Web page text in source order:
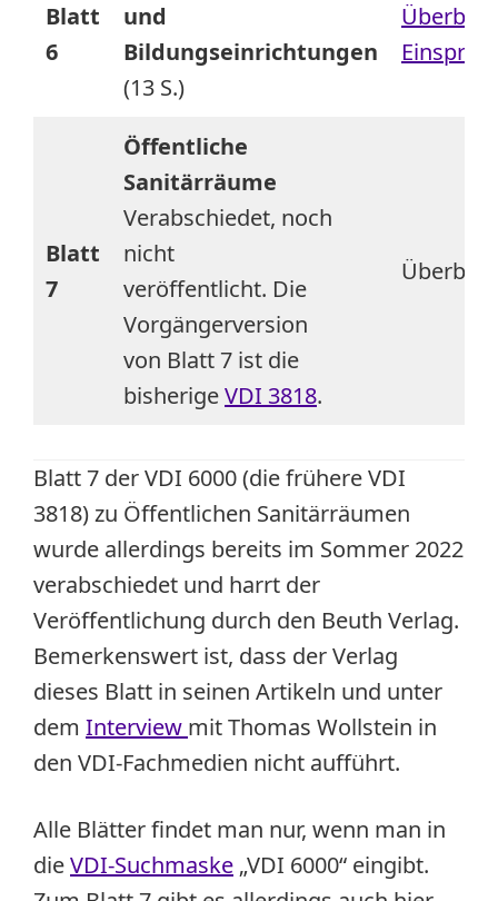
Blatt
6
und
Bildungseinrichtungen
(13 S.)
Blatt
7
Öffentliche
Sanitärräume
Verabschiedet, noch
nicht
veröffentlicht. Die
Vorgängerversion
von Blatt 7 ist die
bisherigeVDI 3818.
Blatt 7 der VDI 6000 (die frühere VDI
3818) zu Öffentlichen Sanitärräumen
wurde allerdings bereits im Sommer 2022
verabschiedet und harrt der
Veröffentlichung durch den Beuth Verlag.
Bemerkenswert ist, dass der Verlag
dieses Blatt in seinen Artikeln und unter
dem Interview mit Thomas Wollstein in
den VDI-Fachmedien nicht aufführt.
Alle Blätter findet man nur, wenn man in
dieVDI-Suchmaske „VDI 6000“ eingibt.